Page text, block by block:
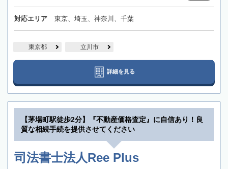
対応エリア 東京、埼玉、神奈川、千葉
東京都 立川市
詳細を見る
【茅場町駅徒歩2分】『不動産価格査定』に自信あり！良
質な相続手続を提供させてください
司法書士法人Ree Plus